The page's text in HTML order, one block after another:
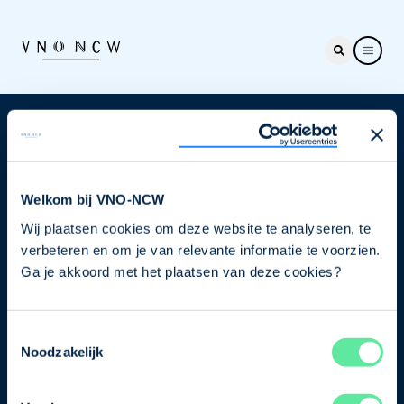
Welkom bij VNO-NCW
Wij plaatsen cookies om deze website te analyseren, te
verbeteren en om je van relevante informatie te voorzien.
Ga je akkoord met het plaatsen van deze cookies?
Noodzakelijk
Nieuwsbrief
je nu in voor de VNO-NCW nieuwsbrief.
Schrijf je in
Direct naar
Ons verhaal